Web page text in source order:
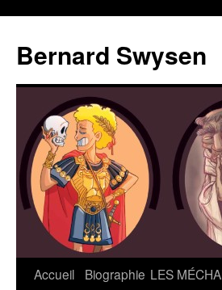
Bernard Swysen
Accueil Biographie LES